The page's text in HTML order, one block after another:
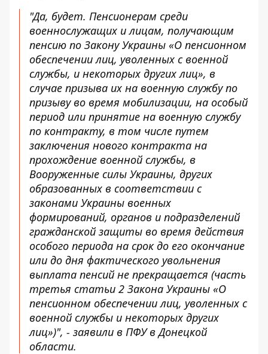
"Да, будет. Пенсионерам среди
военнослужащих и лицам, получающим
пенсию по Закону Украины «О пенсионном
обеспечении лиц, уволенных с военной
службы, и некоторых других лиц», в
случае призыва их на военную службу по
призыву во время мобилизации, на особый
период или принятие на военную службу
по контракту, в том числе путем
заключения нового контракта на
прохождение военной службы, в
Вооруженные силы Украины, других
образованных в соответствии с
законами Украины военных
формирований, органов и подразделений
гражданской защиты во время действия
особого периода на срок до его окончание
или до дня фактического увольнения
выплата пенсий не прекращается (часть
третья статьи 2 Закона Украины «О
пенсионном обеспечении лиц, уволенных с
военной службы и некоторых других
лиц»)", - заявили в ПФУ в Донецкой
области.